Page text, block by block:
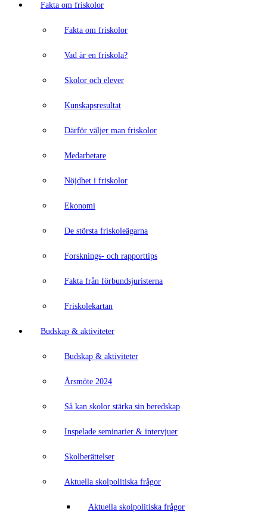
Fakta om friskolor
Fakta om friskolor
Vad är en friskola?
Skolor och elever
Kunskapsresultat
Därför väljer man friskolor
Medarbetare
Nöjdhet i friskolor
Ekonomi
De största friskoleägarna
Forsknings- och rapporttips
Fakta från förbundsjuristerna
Friskolekartan
Budskap & aktiviteter
Budskap & aktiviteter
Årsmöte 2024
Så kan skolor stärka sin beredskap
Inspelade seminarier & intervjuer
Skolberättelser
Aktuella skolpolitiska frågor
Aktuella skolpolitiska frågor